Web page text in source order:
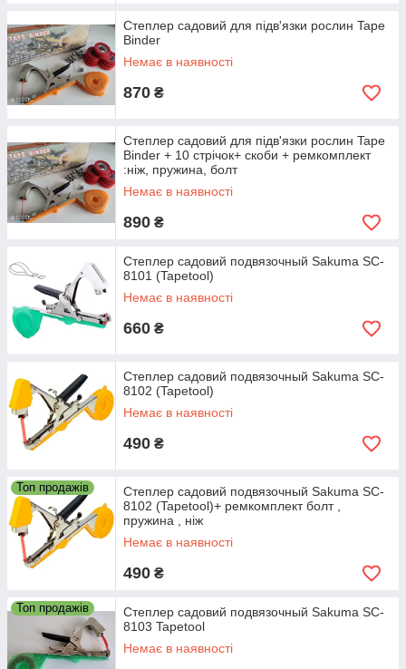
Степлер садовий для підв'язки рослин Tape
Binder
Немає в наявності
870 ₴
Степлер садовий для підв'язки рослин Tape
Binder + 10 стрічок+ скоби + ремкомплект
:ніж, пружина, болт
Немає в наявності
890 ₴
Степлер садовий подвязочный Sakuma SC-
8101 (Tapetool)
Немає в наявності
660 ₴
Степлер садовий подвязочный Sakuma SC-
8102 (Tapetool)
Немає в наявності
490 ₴
Топ продажів
Степлер садовий подвязочный Sakuma SC-
8102 (Tapetool)+ ремкомплект болт ,
пружина , ніж
Немає в наявності
490 ₴
Топ продажів
Степлер садовий подвязочный Sakuma SC-
8103 Tapetool
Немає в наявності